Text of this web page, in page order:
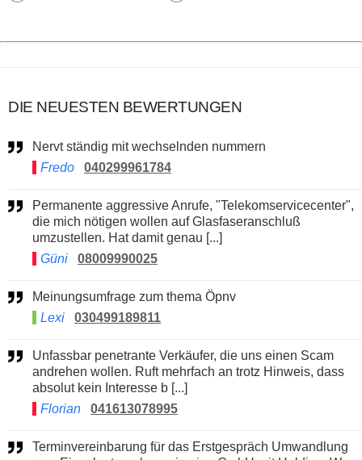
DIE NEUESTEN BEWERTUNGEN
Nervt ständig mit wechselnden nummern
Fredo
040299961784
Permanente aggressive Anrufe, "Telekomservicecenter",
die mich nötigen wollen auf Glasfaseranschluß
umzustellen. Hat damit genau [...]
Güni
08009990025
Meinungsumfrage zum thema Öpnv
Lexi
030499189811
Unfassbar penetrante Verkäufer, die uns einen Scam
andrehen wollen. Ruft mehrfach an trotz Hinweis, dass
absolut kein Interesse b [...]
Florian
041613078995
Terminvereinbarung für das Erstgespräch Umwandlung